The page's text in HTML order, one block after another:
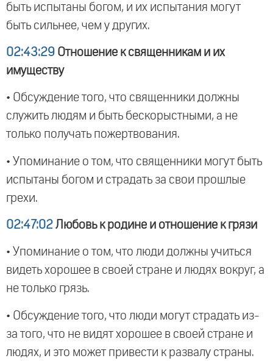
быть испытаны богом, и их испытания могут
быть сильнее, чем у других.
02:43:29 Отношение к священникам и их
имуществу
• Обсуждение того, что священники должны
служить людям и быть бескорыстными, а не
только получать пожертвования.
• Упоминание о том, что священники могут быть
испытаны богом и страдать за свои прошлые
грехи.
02:47:02 Любовь к родине и отношение к грязи
• Упоминание о том, что люди должны учиться
видеть хорошее в своей стране и людях вокруг, а
не только грязь.
• Обсуждение того, что люди могут страдать из-
за того, что не видят хорошее в своей стране и
людях, и это может привести к развалу страны.